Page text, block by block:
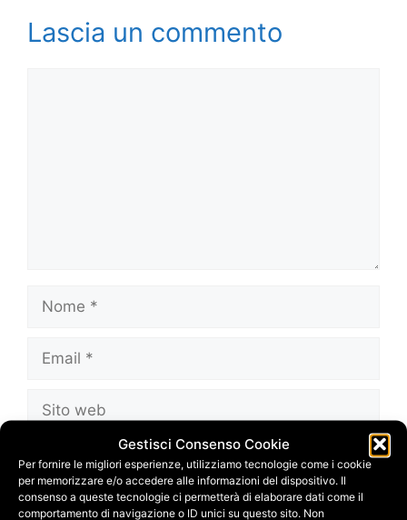
Gestisci Consenso Cookie
Per fornire le migliori esperienze, utilizziamo tecnologie come i cookie
per memorizzare e/o accedere alle informazioni del dispositivo. Il
consenso a queste tecnologie ci permetterà di elaborare dati come il
comportamento di navigazione o ID unici su questo sito. Non
Lascia un commento
Nome
Email
Sito
web
Salva il mio nome, email e sito web in questo
browser per la prossima volta che
commento.